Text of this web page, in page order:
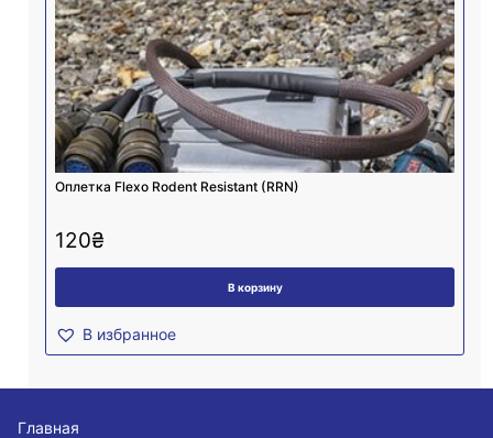
Оплетка Flexo Rodent Resistant (RRN)
120₴
В корзину
В избранное
Главная